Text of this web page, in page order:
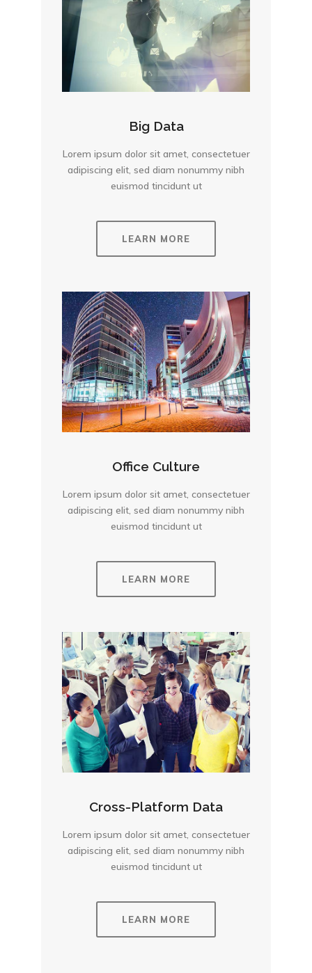
Big Data
Lorem ipsum dolor sit amet, consectetuer
adipiscing elit, sed diam nonummy nibh
euismod tincidunt ut
LEARN MORE
Office Culture
Lorem ipsum dolor sit amet, consectetuer
adipiscing elit, sed diam nonummy nibh
euismod tincidunt ut
LEARN MORE
Cross-Platform Data
Lorem ipsum dolor sit amet, consectetuer
adipiscing elit, sed diam nonummy nibh
euismod tincidunt ut
LEARN MORE